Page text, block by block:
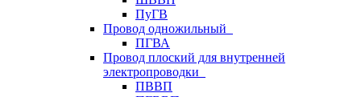
ПуГВ
Провод одножильный
ПГВА
Провод плоский для внутренней
электропроводки
ПВВП